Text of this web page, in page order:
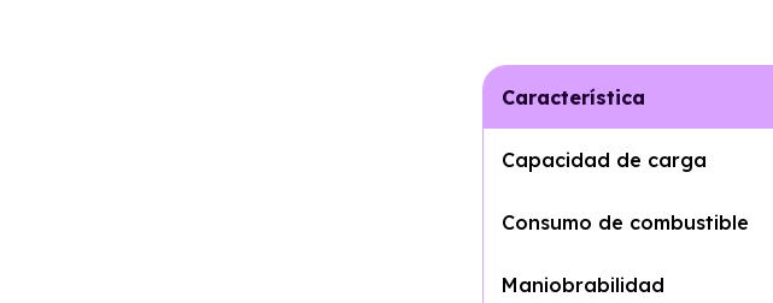
Característica
Capacidad de carga
Consumo de combustible
Maniobrabilidad